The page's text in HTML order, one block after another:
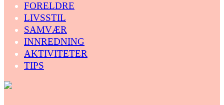
FORELDRE
LIVSSTIL
SAMVÆR
INNREDNING
AKTIVITETER
TIPS